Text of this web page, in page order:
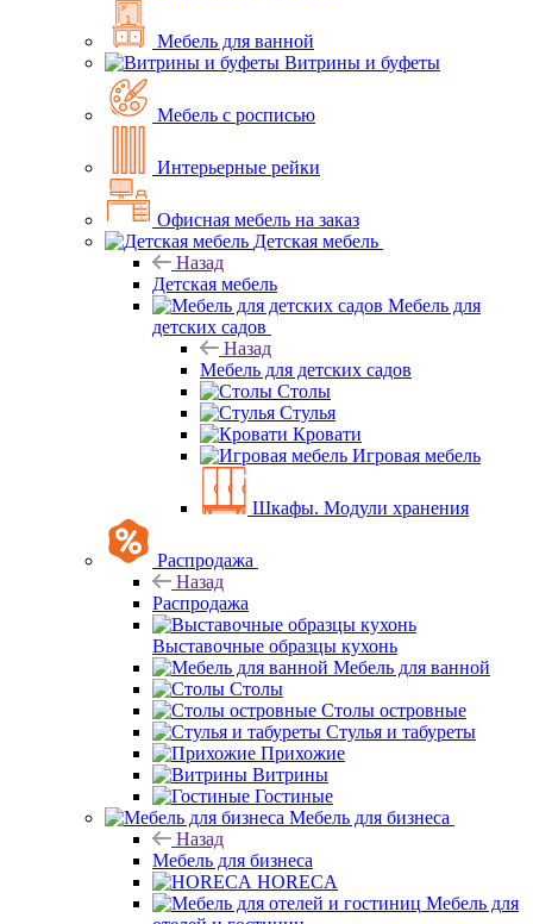
Мебель для ванной
Витрины и буфеты
Мебель с росписью
Интерьерные рейки
Офисная мебель на заказ
Детская мебель
Назад
Детская мебель
Мебель для
детских садов
Назад
Мебель для детских садов
Столы
Стулья
Кровати
Игровая мебель
Шкафы. Модули хранения
Распродажа
Назад
Распродажа
Выставочные образцы кухонь
Мебель для ванной
Столы
Столы островные
Стулья и табуреты
Прихожие
Витрины
Гостиные
Мебель для бизнеса
Назад
Мебель для бизнеса
HORECA
Мебель для